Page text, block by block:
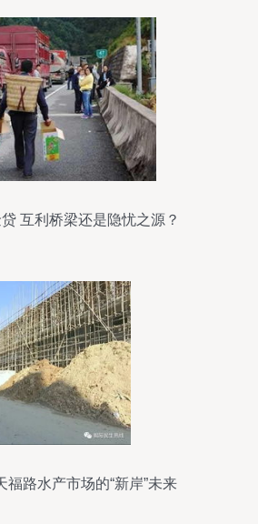
互利桥梁还是隐忧之源？
福路水产市场的“新岸”未来